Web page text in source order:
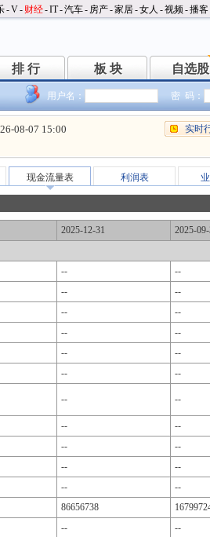
-V- 财经-IT-汽车- 房产-家居-女人 -视频-播客
排 行
排 行 板 块
板 块 自选股
自选股
用户名： 密 码：
08-07 15:00 实时
现金流量表 利润表
2025-12-31 2025-
-- --
-- --
-- --
-- --
-- --
-- --
-- --
-- --
-- --
-- --
-- --
86656738
-- --